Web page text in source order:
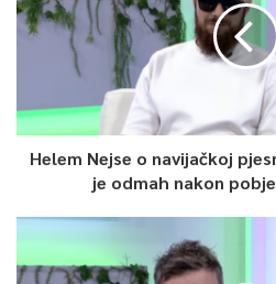
Helem Nejse o navijačkoj
je odmah nakon